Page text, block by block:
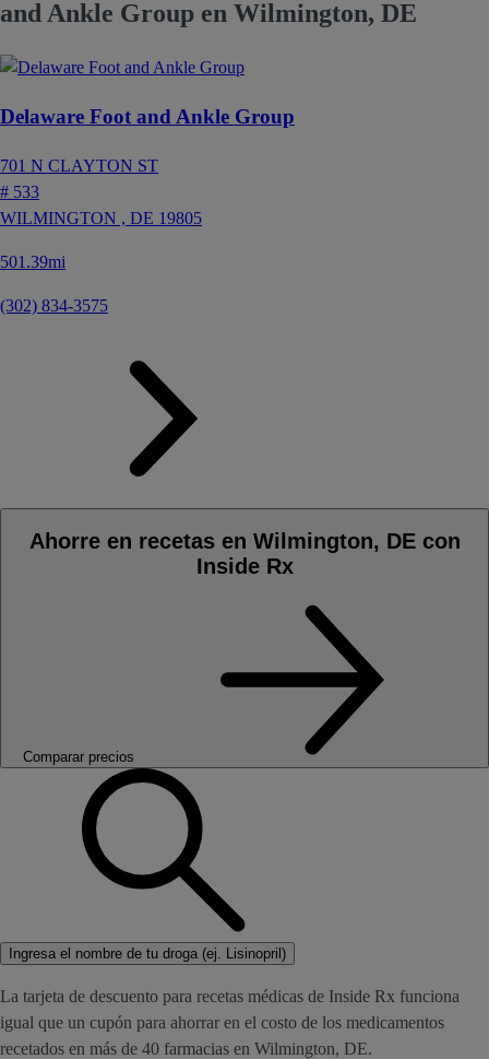
and Ankle Group en Wilmington, DE
Delaware Foot and Ankle Group
701 N CLAYTON ST
# 533
WILMINGTON , DE 19805
501.39mi
(302) 834-3575
Ahorre en recetas en Wilmington, DE con
Inside Rx
Comparar precios
Ingresa el nombre de tu droga (ej. Lisinopril)
La tarjeta de descuento para recetas médicas de Inside Rx funciona
igual que un cupón para ahorrar en el costo de los medicamentos
recetados en más de 40 farmacias en Wilmington, DE.